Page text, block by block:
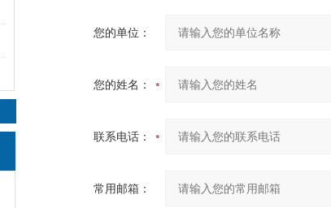
您的单位：
您的姓名：
联系电话：
常用邮箱：